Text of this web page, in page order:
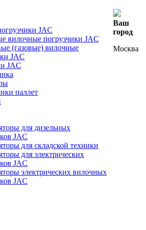
JAC
вилочные погрузчики JAC
(газовые) вилочные
JAC
JAC
паллет
для дизельных
JAC
для складской техники
для электрических
JAC
электрических вилочных
JAC
Ваш
город
Москва